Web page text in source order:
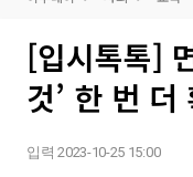
[입시톡톡]
것’ 한 번 더
입력 2023-10-25 15:00